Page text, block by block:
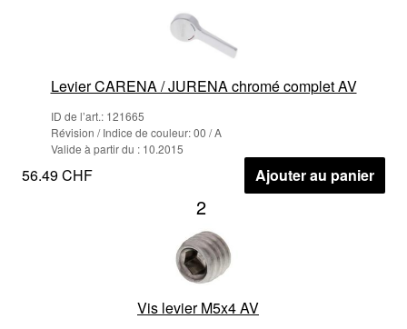
Levier CARENA / JURENA chromé complet AV
ID de l’art.: 121665
Révision / Indice de couleur: 00 / A
Valide à partir du : 10.2015
56.49 CHF Ajouter au panier
2
Vis levier M5x4 AV